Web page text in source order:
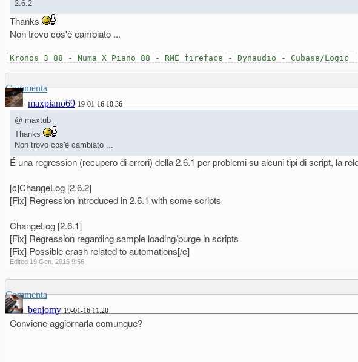
2.6.2
Thanks
Non trovo cos'è cambiato ...
Kronos 3 88 - Numa X Piano 88 - RME fireface - Dynaudio - Cubase/Logic
Commenta
maxpiano69 19-01-16 10.36
@ maxtub
Thanks
Non trovo cos'è cambiato ...
É una regression (recupero di errori) della 2.6.1 per problemi su alcuni tipi di script, la
[c]ChangeLog [2.6.2]
[Fix] Regression introduced in 2.6.1 with some scripts
ChangeLog [2.6.1]
[Fix] Regression regarding sample loading/purge in scripts
[Fix] Possible crash related to automations[/c]
Edited 19 Gen. 2016 9:56
Commenta
benjomy 19-01-16 11.20
Conviene aggiornarla comunque?